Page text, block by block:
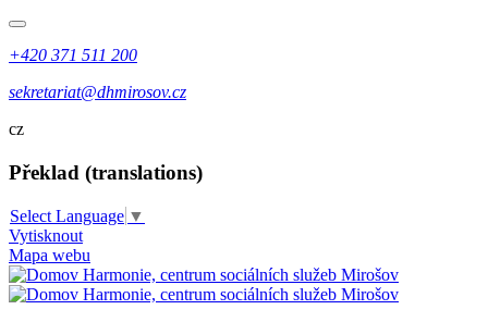
+420 371 511 200
sekretariat@dhmirosov.cz
cz
Překlad (translations)
Select Language ▼
Vytisknout
Mapa webu